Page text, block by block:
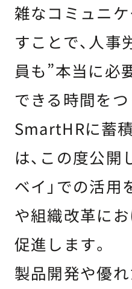
雑なコミュニ
すことで、人
員も”本当に必
できる時間をつ
SmartHRに蓄
は、この度公開
ベイ」での活用
や組織改革に
促進します。
製品開発や優